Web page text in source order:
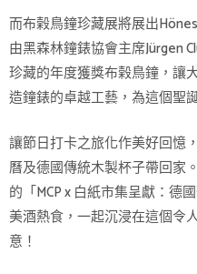
而布榖鳥鐘珍藏展將展出
由黑森林鐘錶協會主席Jürgen
珍藏的年度獲獎布榖鳥鐘，讓
造鐘錶的卓越工藝，為這個聖
讓節日打卡之旅化作美好回憶
曆及德國傳統木製杯子帶回家
的「MCP x 白紙市集呈獻：德
美酒熱食，一起沉浸在這個令
意！